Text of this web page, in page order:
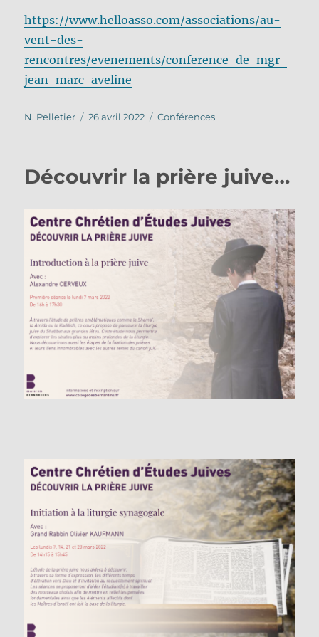
https://www.helloasso.com/associations/au-
vent-des-
rencontres/evenements/conference-de-mgr-
jean-marc-aveline
Auteur
N. Pelletier
Publié
26 avril 2022 Catégories
Conférences
Découvrir la prière juive…